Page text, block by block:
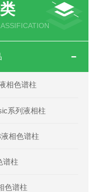
相色谱柱
系列液相柱
相色谱柱
谱柱
色谱柱